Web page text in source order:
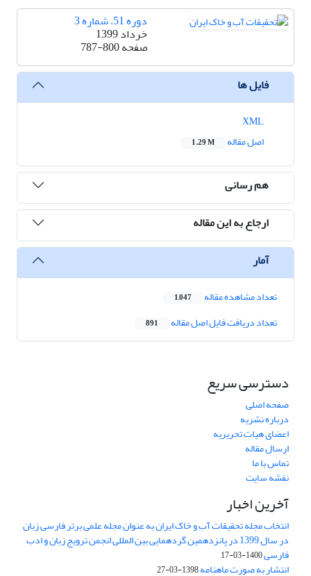
دوره 51، شماره 3
خرداد 1399
صفحه787-800
فایل ها
اصل مقاله
1.29 M
هم رسانی
ارجاع به این مقاله
آمار
تعداد مشاهده مقاله 1,047
تعداد دریافت فایل اصل مقاله 891
دسترسی سریع
صفحه اصلی
درباره نشریه
اعضای هیات تحریریه
ارسال مقاله
تماس با ما
نقشه سایت
آخرین اخبار
انتخاب مجله تحقیقات آب و خاک ایران به عنوان مجله علمی برتر فارسی زبان
در سال 1399 در پانزدهمین گردهمایی بین المللی انجمن ترویج زبان و ادب
فارسی1400-03-17
انتشار به صورت ماهنامه1398-03-27